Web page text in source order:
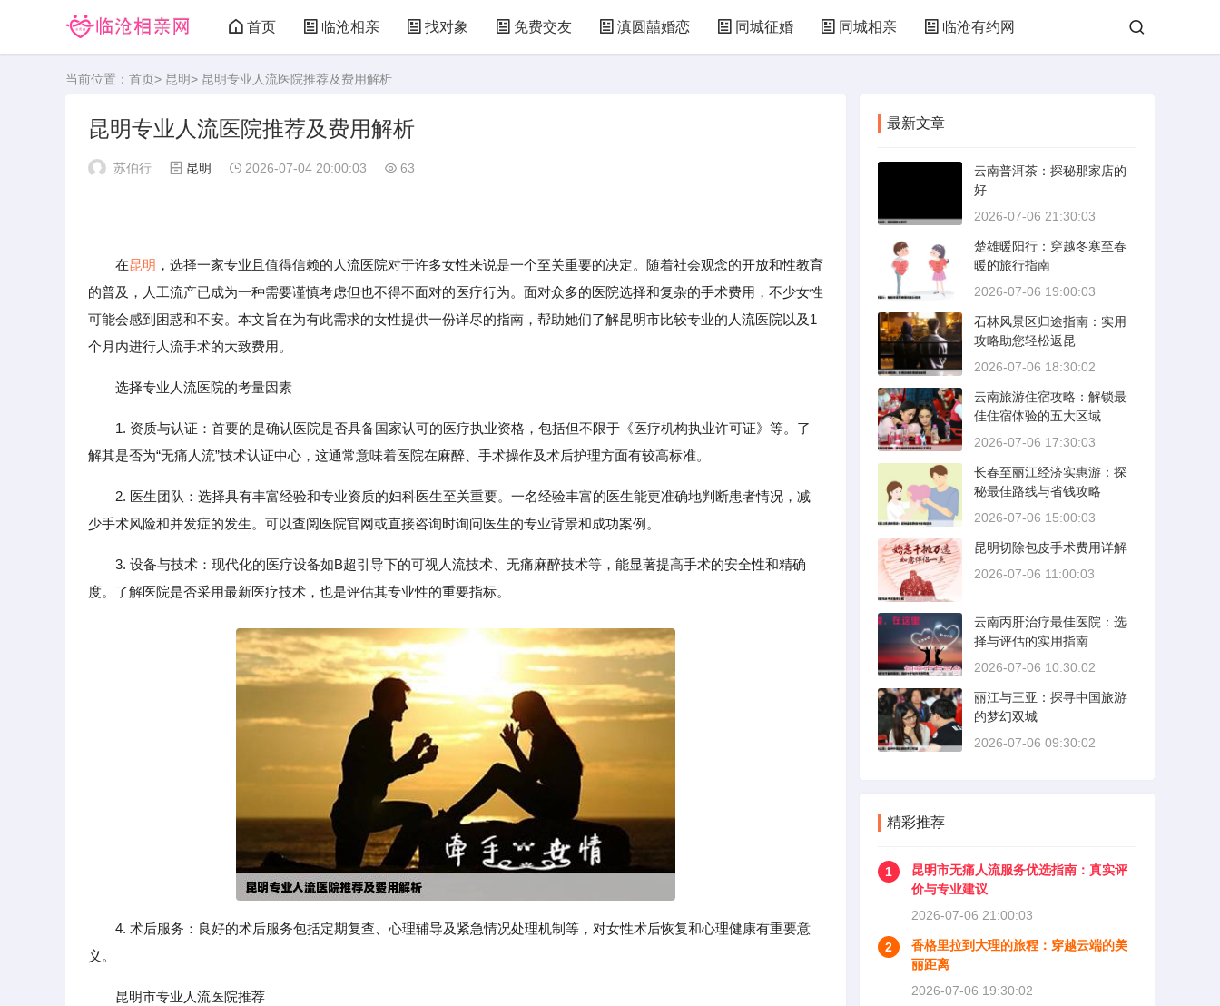
首页 临沧相亲 找对象 免费交友 滇圆囍婚恋 同城征婚 同城相亲 临沧有约网
当前位置： 首页> 昆明> 昆明专业人流医院推荐及费用解析
昆明专业人流医院推荐及费用解析
苏伯行 昆明 2026-07-04 20:00:03 63
在昆明 ，选择一家专业且值得信赖的人流医院对于许多女性来说是一个至关重要的决定。随着社会观念的开放和性教育
的普及，人工流产已成为一种需要谨慎考虑但也不得不面对的医疗行为。面对众多的医院选择和复杂的手术费用，不少女性
可能会感到困惑和不安。本文旨在为有此需求的女性提供一份详尽的指南，帮助她们了解昆明市比较专业的人流医院以及1
个月内进行人流手术的大致费用。
选择专业人流医院的考量因素
1. 资质与认证：首要的是确认医院是否具备国家认可的医疗执业资格，包括但不限于《医疗机构执业许可证》等。了
解其是否为“无痛人流”技术认证中心，这通常意味着医院在麻醉、手术操作及术后护理方面有较高标准。
2. 医生团队：选择具有丰富经验和专业资质的妇科医生至关重要。一名经验丰富的医生能更准确地判断患者情况，减
少手术风险和并发症的发生。可以查阅医院官网或直接咨询时询问医生的专业背景和成功案例。
3. 设备与技术：现代化的医疗设备如B超引导下的可视人流技术、无痛麻醉技术等，能显著提高手术的安全性和精确
度。了解医院是否采用最新医疗技术，也是评估其专业性的重要指标。
4. 术后服务：良好的术后服务包括定期复查、心理辅导及紧急情况处理机制等，对女性术后恢复和心理健康有重要意
义。
昆明市专业人流医院推荐
最新文章
云南普洱茶：探秘那家店的
好
2026-07-06 21:30:03
楚雄暖阳行：穿越冬寒至春
暖的旅行指南
2026-07-06 19:00:03
石林风景区归途指南：实用
攻略助您轻松返昆
2026-07-06 18:30:02
云南旅游住宿攻略：解锁最
佳住宿体验的五大区域
2026-07-06 17:30:03
长春至丽江经济实惠游：探
秘最佳路线与省钱攻略
2026-07-06 15:00:03
昆明切除包皮手术费用详解
2026-07-06 11:00:03
云南丙肝治疗最佳医院：选
择与评估的实用指南
2026-07-06 10:30:02
丽江与三亚：探寻中国旅游
的梦幻双城
2026-07-06 09:30:02
精彩推荐
1
昆明市无痛人流服务优选指南：真实评
价与专业建议
2026-07-06 21:00:03
2
香格里拉到大理的旅程：穿越云端的美
丽距离
2026-07-06 19:30:02